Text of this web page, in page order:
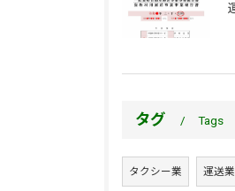
タグ Tags
タクシー業 運送業